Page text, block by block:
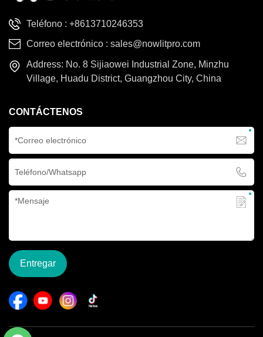
Teléfono :+8613710246353
Correo electrónico :sales@nowlitpro.com
Address: No. 8 Sijiaowei Industrial Zone, Minzhu
Village, Huadu District, Guangzhou City, China
CONTÁCTENOS
Entregar